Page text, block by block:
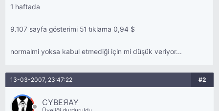
1 haftada
9.107 sayfa gösterimi 51 tıklama 0,94 $
normalmi yoksa kabul etmediği için mi düşük veriyor...
13-03-2007, 23:47:22 #2
CYBEЯAY